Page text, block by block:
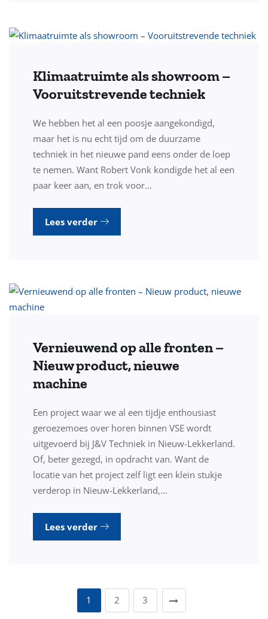
Klimaatruimte als showroom –
Vooruitstrevende techniek
We hebben het al een poosje aangekondigd,
maar het is nu echt tijd om de duurzame
techniek in het nieuwe pand eens onder de loep
te nemen. Want Robert Vonk kondigde het al een
paar keer aan, en trok voor…
Lees verder
Vernieuwend op alle fronten –
Nieuw product, nieuwe
machine
Een project waar we al een tijdje enthousiast
geroezemoes over horen binnen VSE wordt
uitgevoerd bij J&V Techniek in Nieuw-Lekkerland.
Of, beter gezegd, in opdracht van. Want de
locatie van het project zelf ligt een klein stukje
verderop in Nieuw-Lekkerland,…
Lees verder
1 2 3